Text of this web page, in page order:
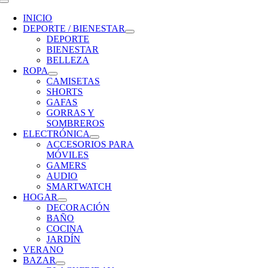
Toggle
Navigation
INICIO
DEPORTE / BIENESTAR
DEPORTE
BIENESTAR
BELLEZA
ROPA
CAMISETAS
SHORTS
GAFAS
GORRAS Y
SOMBREROS
ELECTRÓNICA
ACCESORIOS PARA
MÓVILES
GAMERS
AUDIO
SMARTWATCH
HOGAR
DECORACIÓN
BAÑO
COCINA
JARDÍN
VERANO
BAZAR